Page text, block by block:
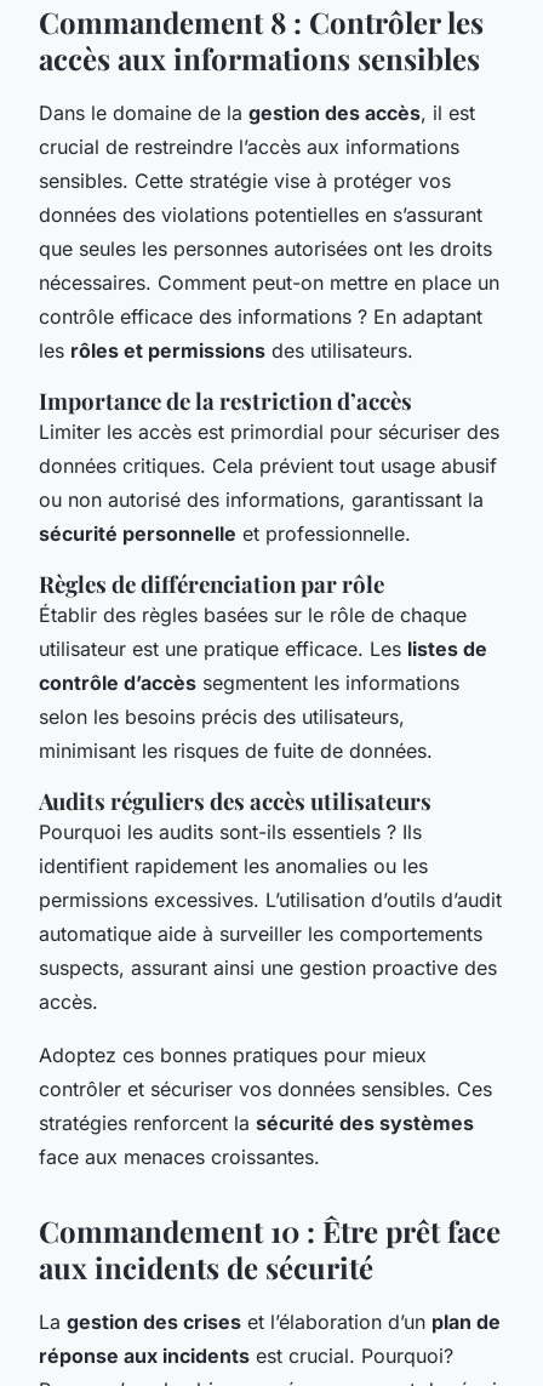
Commandement 8 : Contrôler les
accès aux informations sensibles
Dans le domaine de la gestion des accès, il est
crucial de restreindre l’accès aux informations
sensibles. Cette stratégie vise à protéger vos
données des violations potentielles en s’assurant
que seules les personnes autorisées ont les droits
nécessaires. Comment peut-on mettre en place un
contrôle efficace des informations ? En adaptant
les rôles et permissions des utilisateurs.
Importance de la restriction d’accès
Limiter les accès est primordial pour sécuriser des
données critiques. Cela prévient tout usage abusif
ou non autorisé des informations, garantissant la
sécurité personnelle et professionnelle.
Règles de différenciation par rôle
Établir des règles basées sur le rôle de chaque
utilisateur est une pratique efficace. Les listes de
contrôle d’accès segmentent les informations
selon les besoins précis des utilisateurs,
minimisant les risques de fuite de données.
Audits réguliers des accès utilisateurs
Pourquoi les audits sont-ils essentiels ? Ils
identifient rapidement les anomalies ou les
permissions excessives. L’utilisation d’outils d’audit
automatique aide à surveiller les comportements
suspects, assurant ainsi une gestion proactive des
accès.
Adoptez ces bonnes pratiques pour mieux
contrôler et sécuriser vos données sensibles. Ces
stratégies renforcent la sécurité des systèmes
face aux menaces croissantes.
Commandement 10 : Être prêt face
aux incidents de sécurité
La gestion des crises et l’élaboration d’un plan de
réponse aux incidents est crucial. Pourquoi?